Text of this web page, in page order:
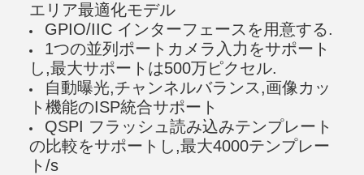
エリア最適化モデル
GPIO/IIC インターフェースを用意する.
1つの並列ポートカメラ入力をサポート
し,最大サポートは500万ピクセル.
自動曝光,チャンネルバランス,画像カッ
ト機能のISP統合サポート
QSPI フラッシュ読み込みテンプレート
の比較をサポートし,最大4000テンプレー
ト/s